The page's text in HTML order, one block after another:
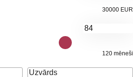
30000 EUR
120 mēneši